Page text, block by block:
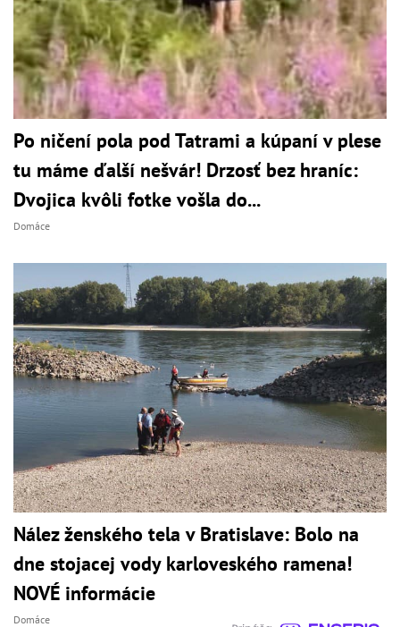
Po ničení pola pod Tatrami a kúpaní v plese
tu máme ďalší nešvár! Drzosť bez hraníc:
Dvojica kvôli fotke vošla do...
Domáce
Nález ženského tela v Bratislave: Bolo na
dne stojacej vody karloveského ramena!
NOVÉ informácie
Domáce